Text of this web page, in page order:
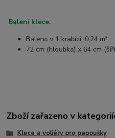
Balení klece:
Baleno v 1 krabici, 0,24 m³
72 cm (hloubka) x 64 cm
Zboží zařazeno v
Klece a voliéry pro papoušky